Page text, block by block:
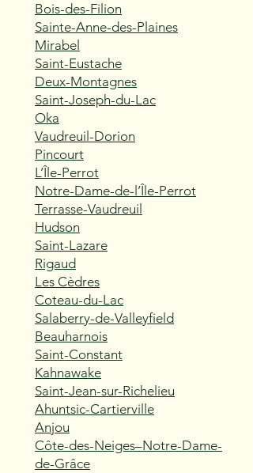
Bois-des-Filion
Sainte-Anne-des-Plaines
Mirabel
Saint-Eustache
Deux-Montagnes
Saint-Joseph-du-Lac
Oka
Vaudreuil-Dorion
Pincourt
L’Île-Perrot
Notre-Dame-de-l’Île-Perrot
Terrasse-Vaudreuil
Hudson
Saint-Lazare
Rigaud
Les Cèdres
Coteau-du-Lac
Salaberry-de-Valleyfield
Beauharnois
Saint-Constant
Kahnawake
Saint-Jean-sur-Richelieu
Ahuntsic-Cartierville
Anjou
Côte-des-Neiges–Notre-Dame-
de-Grâce